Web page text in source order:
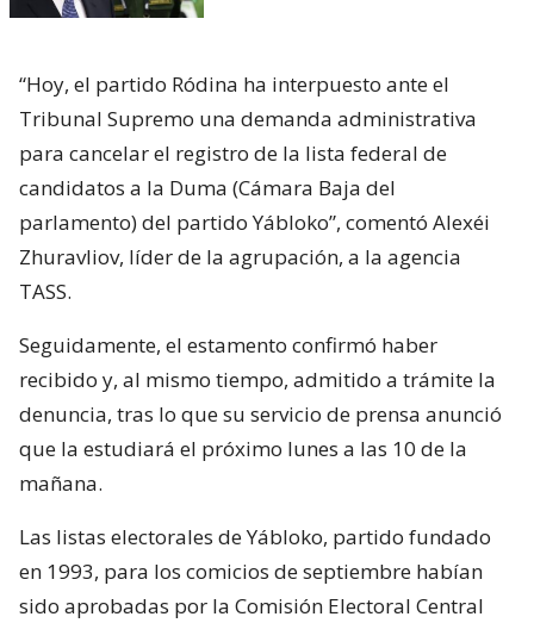
“Hoy, el partido Ródina ha interpuesto ante el
Tribunal Supremo una demanda administrativa
para cancelar el registro de la lista federal de
candidatos a la Duma (Cámara Baja del
parlamento) del partido Yábloko”, comentó Alexéi
Zhuravliov, líder de la agrupación, a la agencia
TASS.
Seguidamente, el estamento confirmó haber
recibido y, al mismo tiempo, admitido a trámite la
denuncia, tras lo que su servicio de prensa anunció
que la estudiará el próximo lunes a las 10 de la
mañana.
Las listas electorales de Yábloko, partido fundado
en 1993, para los comicios de septiembre habían
sido aprobadas por la Comisión Electoral Central